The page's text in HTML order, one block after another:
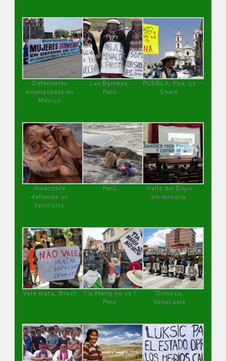
Defensoras
amenazadas en
México
Las Bambas,
Perú
PUEBLA, Pue, 27
Enero
Amazonía
defiende su
territorio
Perú
Valle del Elqui
sin minería.
Vale mata, Brasil
Tía María no va !
Perú
Orinoco,
Venezuela